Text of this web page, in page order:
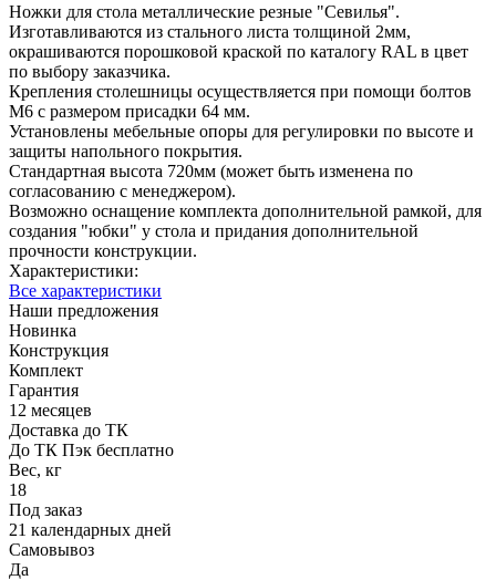
Ножки для стола металлические резные "Севилья".
Изготавливаются из стального листа толщиной 2мм,
окрашиваются порошковой краской по каталогу RAL в цвет
по выбору заказчика.
Крепления столешницы осуществляется при помощи болтов
М6 с размером присадки 64 мм.
Установлены мебельные опоры для регулировки по высоте и
защиты напольного покрытия.
Стандартная высота 720мм (может быть изменена по
согласованию с менеджером).
Возможно оснащение комплекта дополнительной рамкой, для
создания "юбки" у стола и придания дополнительной
прочности конструкции.
Характеристики:
Все характеристики
Наши предложения
Новинка
Конструкция
Комплект
Гарантия
12 месяцев
Доставка до ТК
До ТК Пэк бесплатно
Вес, кг
18
Под заказ
21 календарных дней
Самовывоз
Да